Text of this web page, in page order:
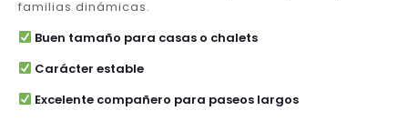
familias dinámicas.
Buen tamaño para casas o chalets
Carácter estable
Excelente compañero para paseos largos